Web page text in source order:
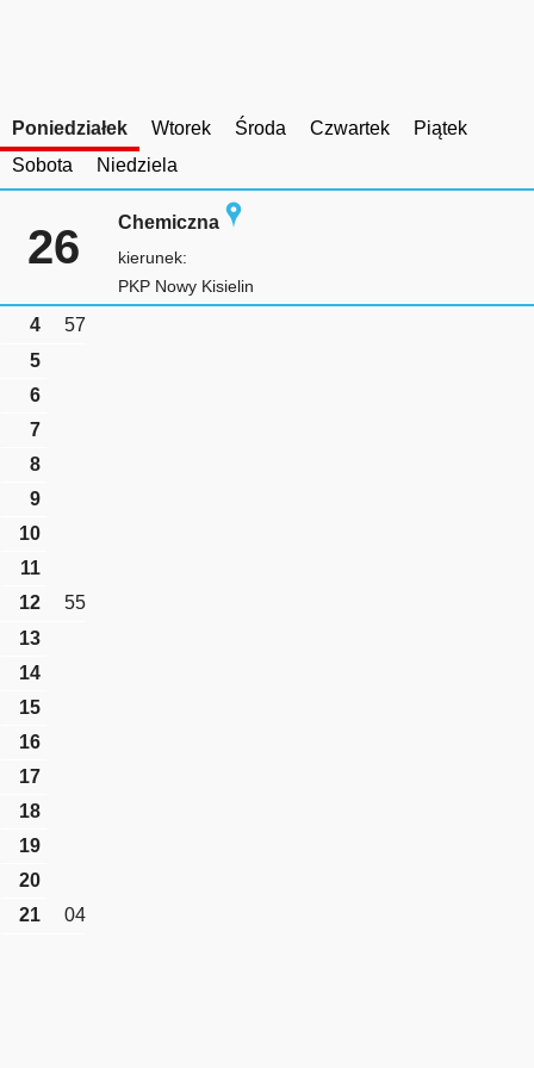
Poniedziałek Wtorek Środa Czwartek
Piątek
Sobota
Niedziela
26 Chemiczna
kierunek:
PKP Nowy Kisielin
4
57
5
6
7
8
9
10
11
12
55
13
14
15
16
17
18
19
20
21
04